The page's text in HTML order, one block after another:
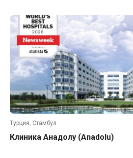
Турция, Стамбул
Клиника Анадолу (Anadolu)